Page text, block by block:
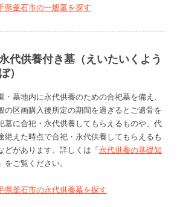
県釜石市の一般墓を探す
代供養付き墓（えいたいくよう
）
・墓地内に永代供養のための合祀墓を備え、
の区画購入後所定の期間を過ぎるとご遺骨を
墓に合祀・永代供養してもらえるものや、代
絶えた時点で合祀・永代供養してもらえるも
どがあります。詳しくは「永代供養の基礎知
」をご覧ください。
県釜石市の永代供養墓を探す